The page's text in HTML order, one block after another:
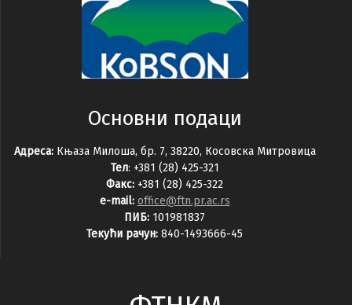
Основни подаци
Адреса: Књаза Милоша, бр. 7, 38220, Косовска Митровица
Тел: +381 (28) 425-321
Факс: +381 (28) 425-322
e-mail: office@ftn.pr.ac.rs
ПИБ: 101981837
Текући рачун: 840-1493666-45